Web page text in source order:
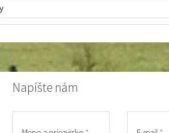
Napíšte nám